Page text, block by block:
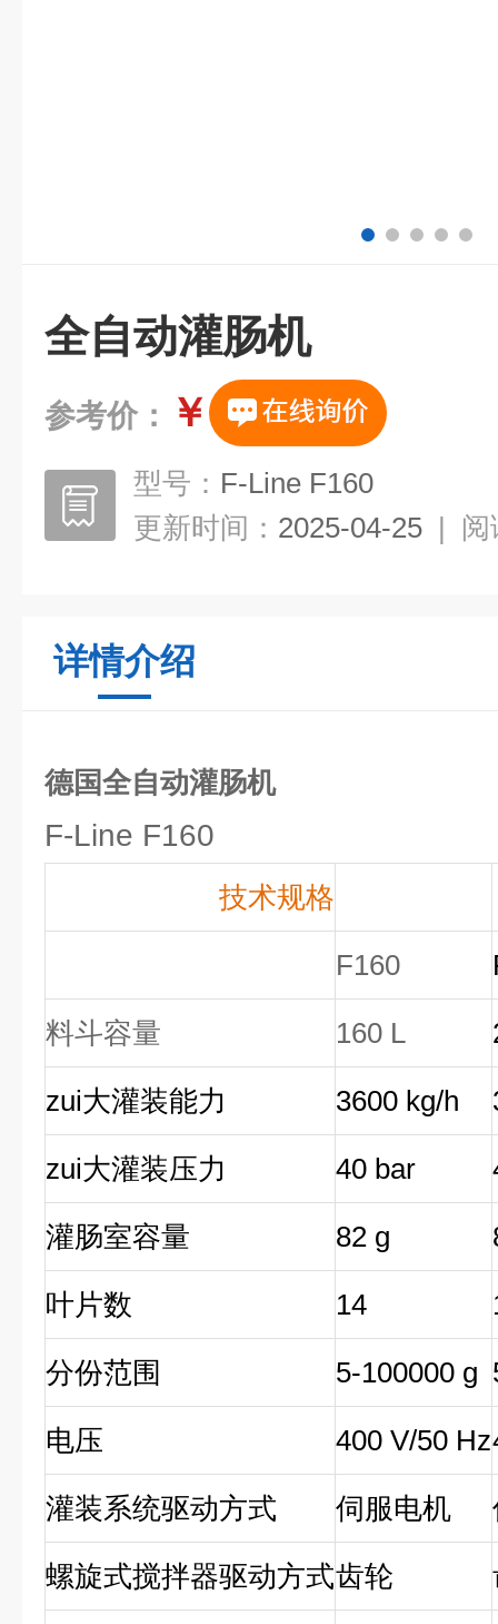
全自动灌肠机
参考价： ￥
型号： F-Line F160
更新时间： 2025-04-25 | 阅
详情介绍
德国全自动灌肠机
F-Line F160
技术规格
F160
料斗容量 160 L
zui大灌装能力 3600 kg/h
zui大灌装压力 40 bar
灌肠室容量 82 g
叶片数 14
分份范围 5-100000 g
电压 400 V/50 Hz
灌装系统驱动方式 伺服电机
螺旋式搅拌器驱动方式齿轮